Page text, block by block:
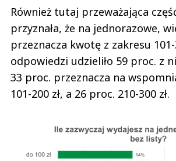
Również tutaj przeważająca
przyznała, że na jednorazowe,
przeznacza kwotę z zakresu
odpowiedzi udzieliło 59 proc. z
33 proc. przeznacza na
101-200 zł, a 26 proc. 210-300 zł.